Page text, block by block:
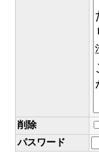
削除
パスワード